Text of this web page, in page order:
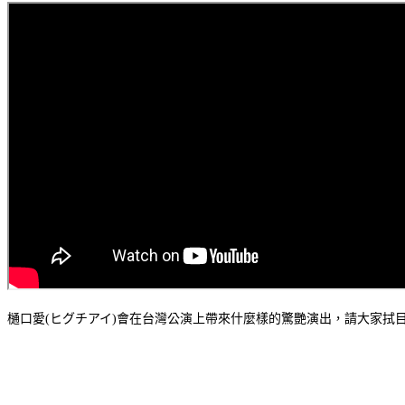
樋口愛(ヒグチアイ)會在台灣公演上帶來什麼樣的驚艷演出，請大家拭